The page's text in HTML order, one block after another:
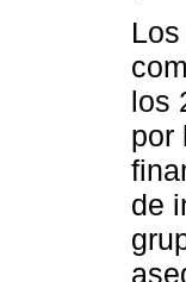
los
por
de